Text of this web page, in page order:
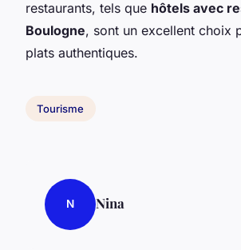
restaurants, tels que hôtels avec
Boulogne, sont un excellent choix
plats authentiques.
Tourisme
N Nina